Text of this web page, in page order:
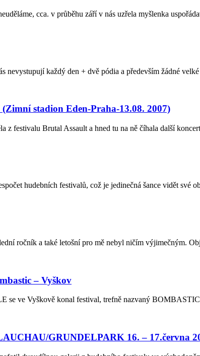
cca. v průběhu září v nás uzřela myšlenka
nevystupují každý den + dvě pódia a především žádné
stadion Eden-Praha-13.08. 2007)
z festivalu Brutal Assault a hned tu na ně číhala další
hudebních festivalů, což je jedinečná šance vidět své
ročník a také letošní pro mě nebyl ničím výjimečným.
– Vyškov
ve Vyškově konal festival, trefně nazvaný
GRUNDELPARK 16. – 17.června